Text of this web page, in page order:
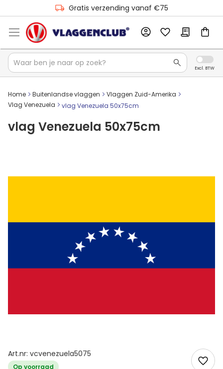
Gratis verzending vanaf €75
Home Buitenlandse vlaggen
Vlaggen Zuid-Amerika
Vlag Venezuela
vlag Venezuela 50x75cm
vlag Venezuela 50x75cm
Art.nr: vcvenezuela5075
Op voorraad